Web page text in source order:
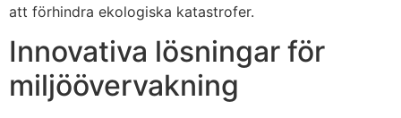
att förhindra ekologiska katastrofer.
Innovativa lösningar för
miljöövervakning